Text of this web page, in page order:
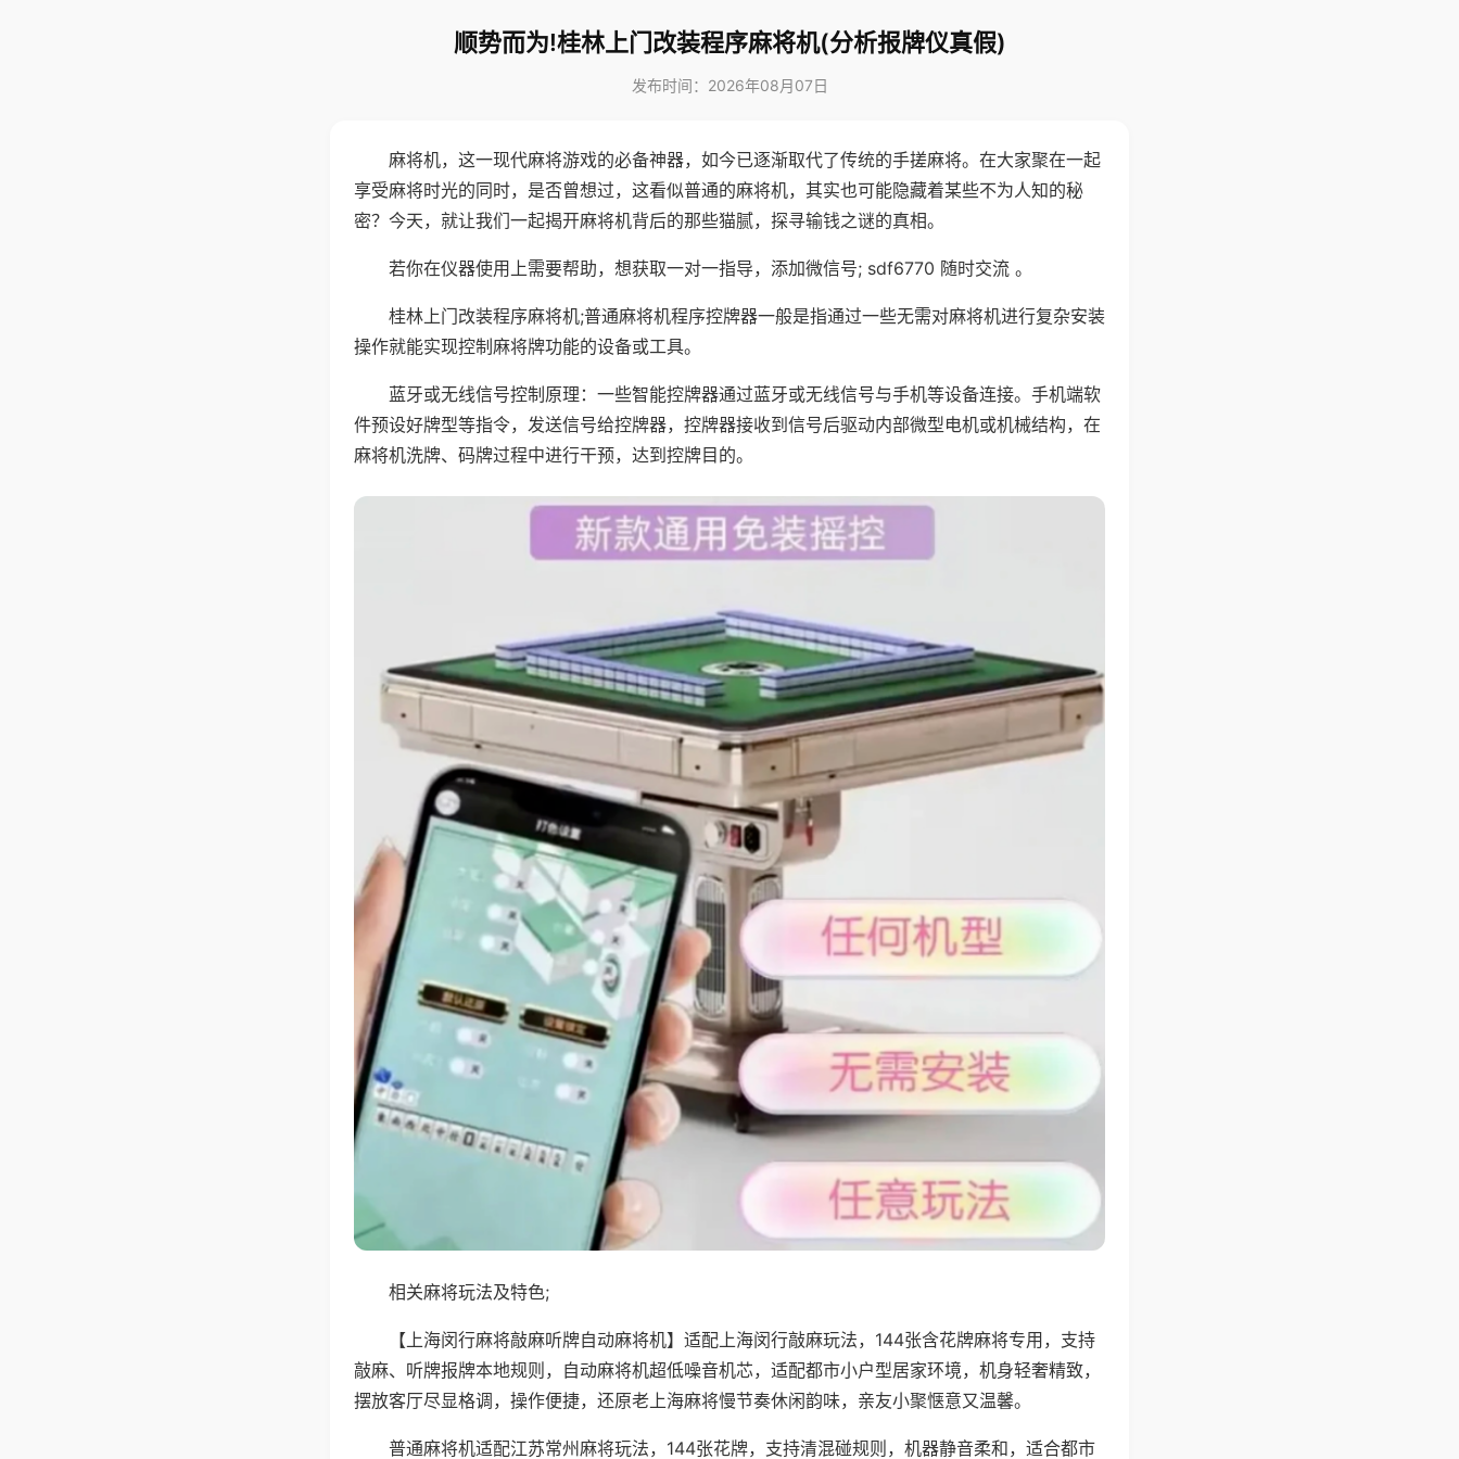
顺势而为!桂林上门改装程序麻将机(分析报牌仪真假)
发布时间：2026年08月07日
麻将机，这一现代麻将游戏的必备神器，如今已逐渐取代了传统的手搓麻将。在大家聚在一起
享受麻将时光的同时，是否曾想过，这看似普通的麻将机，其实也可能隐藏着某些不为人知的秘
密？今天，就让我们一起揭开麻将机背后的那些猫腻，探寻输钱之谜的真相。
若你在仪器使用上需要帮助，想获取一对一指导，添加微信号; sdf6770 随时交流 。
桂林上门改装程序麻将机;普通麻将机程序控牌器一般是指通过一些无需对麻将机进行复杂安装
操作就能实现控制麻将牌功能的设备或工具。
蓝牙或无线信号控制原理：一些智能控牌器通过蓝牙或无线信号与手机等设备连接。手机端软
件预设好牌型等指令，发送信号给控牌器，控牌器接收到信号后驱动内部微型电机或机械结构，在
麻将机洗牌、码牌过程中进行干预，达到控牌目的。
相关麻将玩法及特色;
【上海闵行麻将敲麻听牌自动麻将机】适配上海闵行敲麻玩法，144张含花牌麻将专用，支持
敲麻、听牌报牌本地规则，自动麻将机超低噪音机芯，适配都市小户型居家环境，机身轻奢精致，
摆放客厅尽显格调，操作便捷，还原老上海麻将慢节奏休闲韵味，亲友小聚惬意又温馨。
普通麻将机适配江苏常州麻将玩法，144张花牌，支持清混碰规则，机器静音柔和，适合都市